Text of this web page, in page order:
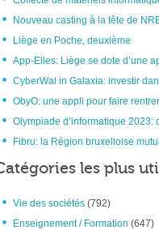
Nouveau casting à la tête de
Liège en Poche, deuxième
App-Elles: Liège se dote d’une
CyberWal in Galaxia: investir
ObyO: une appli pour faire
Olympiade d’informatique 2023:
Fibru: la Région bruxelloise
les plus
Vie des sociétés (792)
Enseignement / Formation (647)